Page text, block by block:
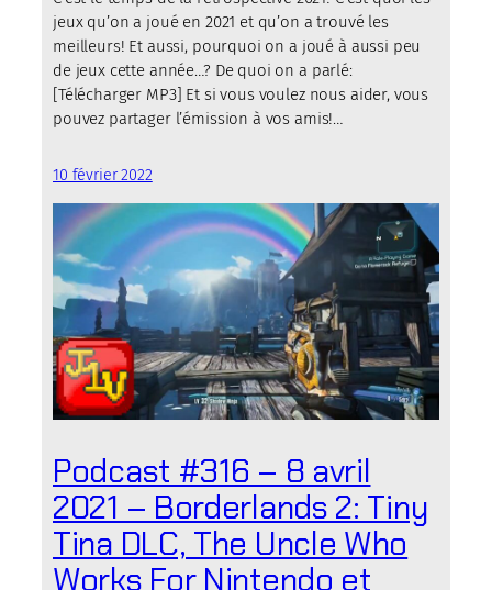
jeux qu’on a joué en 2021 et qu’on a trouvé les
meilleurs! Et aussi, pourquoi on a joué à aussi peu
de jeux cette année…? De quoi on a parlé:
[Télécharger MP3] Et si vous voulez nous aider, vous
pouvez partager l’émission à vos amis!…
10 février 2022
Podcast #316 – 8 avril
2021 – Borderlands 2: Tiny
Tina DLC, The Uncle Who
Works For Nintendo et